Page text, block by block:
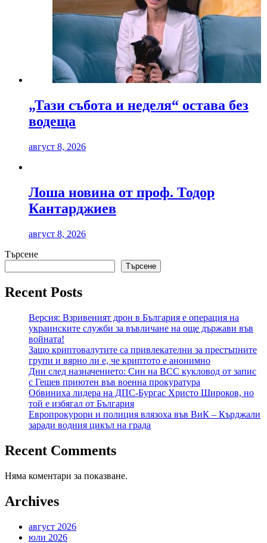
„Тази събота и неделя“ остава без
водеща
август 8, 2026
Лоша новина от проф. Тодор
Кантарджиев
август 8, 2026
Търсене
Търсене
Recent Posts
Версия: Взривеният дрон в България е операция на
украинските служби за въвличане на още държави във
войната!
Защо криптовалутите са привлекателни за престъпните
групи и вярно ли е, че криптото е анонимно
Дни след назначението: Син на ВСС кукловод от запис
с Гешев приютен във военна прокуратура
Обвиниха лидера на ДПС-Бургас Христо Широков, но
той е избягал от България
Европрокурори и полиция влязоха във ВиК – Кърджали
заради водния цикъл на града
Recent Comments
Няма коментари за показване.
Archives
август 2026
юли 2026